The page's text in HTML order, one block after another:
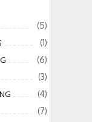
(5)
(1)
(6)
(3)
(4)
(7)